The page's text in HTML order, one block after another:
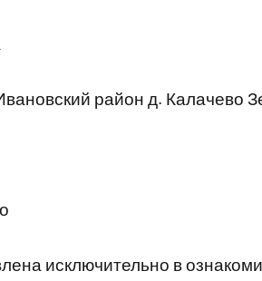
район д. Калачево
исключительно в